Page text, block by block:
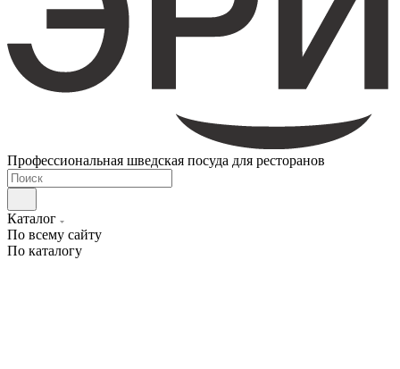
Профессиональная шведская посуда для ресторанов
Каталог
По всему сайту
По каталогу